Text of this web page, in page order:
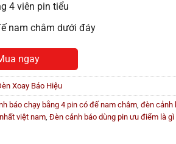
4 viên pin tiểu
nam châm dưới đáy
ngay
Xoay Báo Hiệu
báo chạy bằng 4 pin có đế nam châm đèn cảnh
việt nam Đèn cảnh báo dùng pin ưu điểm là gì